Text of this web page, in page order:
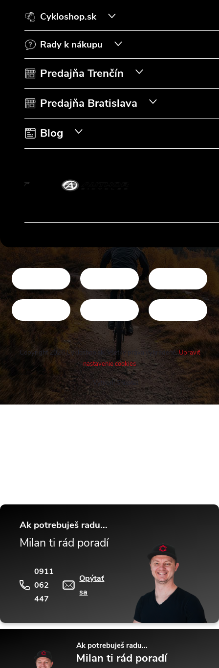
Cykloshop.sk
Rady k nákupu
Predajňa Trenčín
Predajňa Bratislava
Blog
Vytvoril Shoptet
Copyright 2026 Cykloshop.sk. Všetky práva vyhradené.Upraviť
nastavenie cookies
Ak potrebuješ radu...
Milan ti rád poradí
0911
062
447
Opýtať
sa
Ak potrebuješ radu...
Milan ti rád poradí